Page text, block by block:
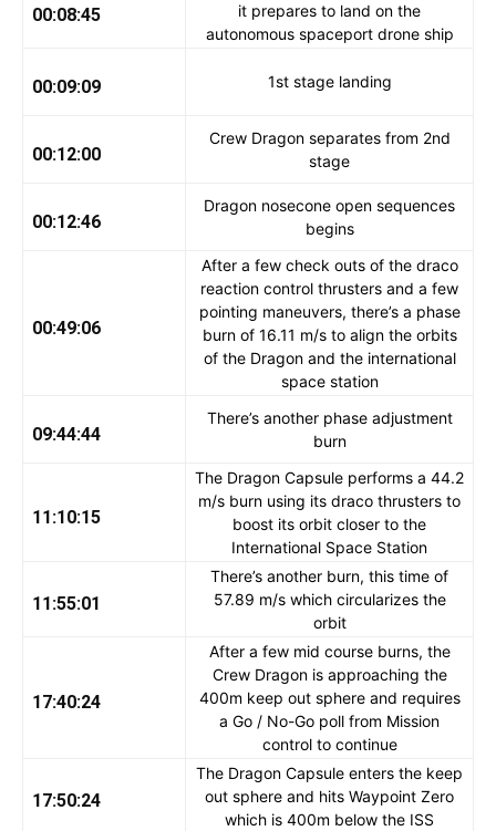
00:08:45
it prepares to land on the
autonomous spaceport drone ship
00:09:09 1st stage landing
00:12:00
Crew Dragon separates from 2nd
stage
00:12:46
Dragon nosecone open sequences
begins
00:49:06
After a few check outs of the draco
reaction control thrusters and a few
pointing maneuvers, there’s a phase
burn of 16.11 m/s to align the orbits
of the Dragon and the international
space station
09:44:44
There’s another phase adjustment
burn
11:10:15
The Dragon Capsule performs a 44.2
m/s burn using its draco thrusters to
boost its orbit closer to the
International Space Station
11:55:01
There’s another burn, this time of
57.89 m/s which circularizes the
orbit
17:40:24
After a few mid course burns, the
Crew Dragon is approaching the
400m keep out sphere and requires
a Go / No-Go poll from Mission
control to continue
17:50:24
The Dragon Capsule enters the keep
out sphere and hits Waypoint Zero
which is 400m below the ISS